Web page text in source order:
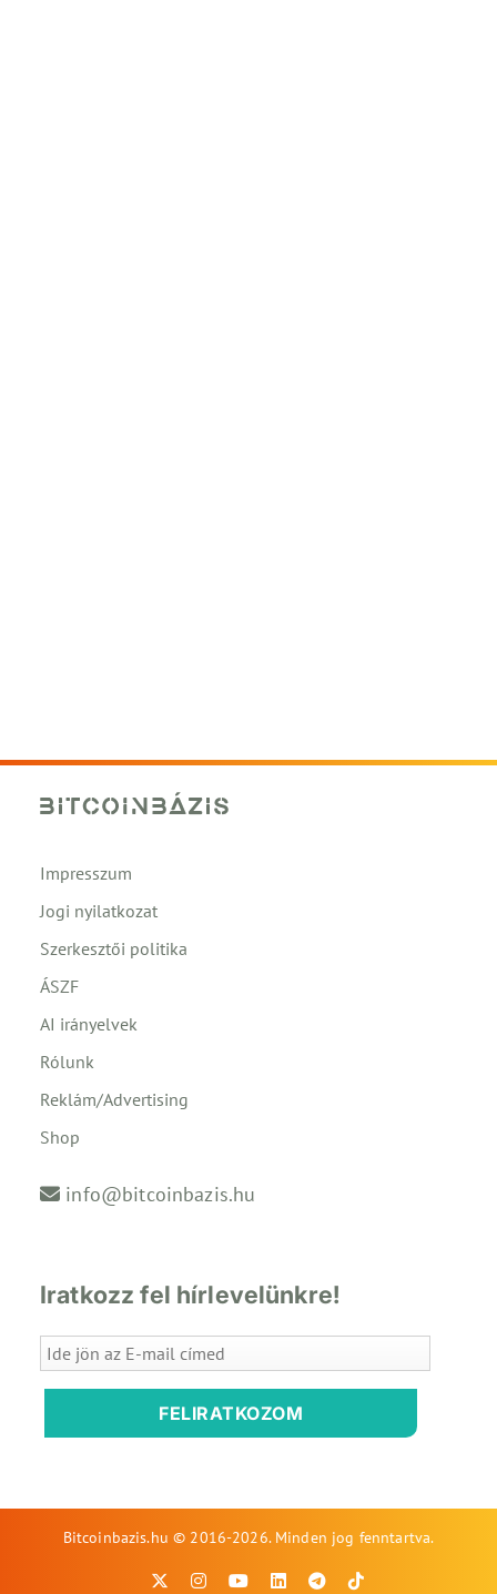
Impresszum
Jogi nyilatkozat
Szerkesztői politika
ÁSZF
AI irányelvek
Rólunk
Reklám/Advertising
Shop
info@bitcoinbazis.hu
Iratkozz fel hírlevelünkre!
FELIRATKOZOM
Bitcoinbazis.hu © 2016-2026. Minden jog fenntartva.